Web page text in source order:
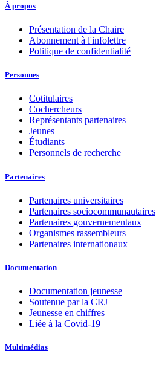
À propos
Présentation de la Chaire
Abonnement à l'infolettre
Politique de confidentialité
Personnes
Cotitulaires
Cochercheurs
Représentants partenaires
Jeunes
Étudiants
Personnels de recherche
Partenaires
Partenaires universitaires
Partenaires sociocommunautaires
Partenaires gouvernementaux
Organismes rassembleurs
Partenaires internationaux
Documentation
Documentation jeunesse
Soutenue par la CRJ
Jeunesse en chiffres
Liée à la Covid-19
Multimédias